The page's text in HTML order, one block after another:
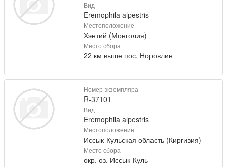
Вид
Eremophila alpestris
Местоположение
Хэнтий (Монголия)
Место сбора
22 км выше пос. Норовлин
Номер экземпляра
R-37101
Вид
Eremophila alpestris
Местоположение
Иссык-Кульская область (Киргизия)
Место сбора
окр. оз. Иссык-Куль